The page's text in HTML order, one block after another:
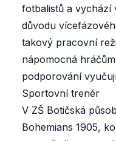
fotbalistů a vychází
důvodu
takový pracovní
nápomocná
podporování
Sportovní trenér
V ZŠ Botičská
Bohemians 1905,